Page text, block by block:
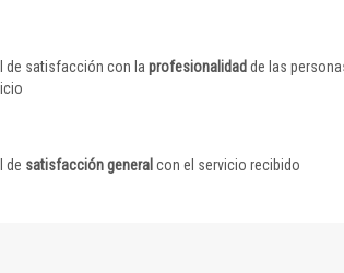
de satisfacción con la profesionalidad de las
de satisfacción general con el servicio recibido